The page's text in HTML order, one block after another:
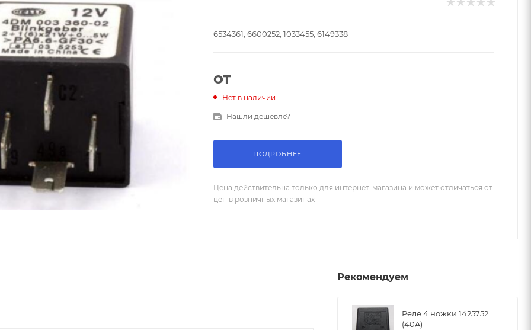
6534361, 6600252, 1033455, 6149338
от
Нет в наличии
Нашли дешевле?
ПОДРОБНЕЕ
Цена действительна только для интернет-магазина и может отличаться от
цен в розничных магазинах
Рекомендуем
Реле 4 ножки 1425752
(40A)